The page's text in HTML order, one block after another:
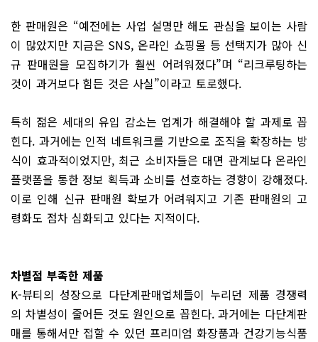
한 판매원은 “예전에는 사업 설명만 해도 관심을 보이는 사람
이 많았지만 지금은 SNS, 온라인 쇼핑몰 등 선택지가 많아 신
규 판매원을 모집하기가 훨씬 어려워졌다”며 “리크루팅하는
것이 과거보다 힘든 것은 사실”이라고 토로했다.
특히 젊은 세대의 유입 감소는 업계가 해결해야 할 과제로 꼽
힌다. 과거에는 인적 네트워크를 기반으로 조직을 확장하는 방
식이 효과적이었지만, 최근 소비자들은 대면 관계보다 온라인
플랫폼을 통한 정보 획득과 소비를 선호하는 경향이 강해졌다.
이로 인해 신규 판매원 확보가 어려워지고 기존 판매원의 고
령화도 점차 심화되고 있다는 지적이다.
차별점 부족한 제품
K-뷰티의 성장으로 다단계판매업체들이 누리던 제품 경쟁력
의 차별성이 줄어든 것도 원인으로 꼽힌다. 과거에는 다단계판
매를 통해서만 접할 수 있던 프리미엄 화장품과 건강기능식품